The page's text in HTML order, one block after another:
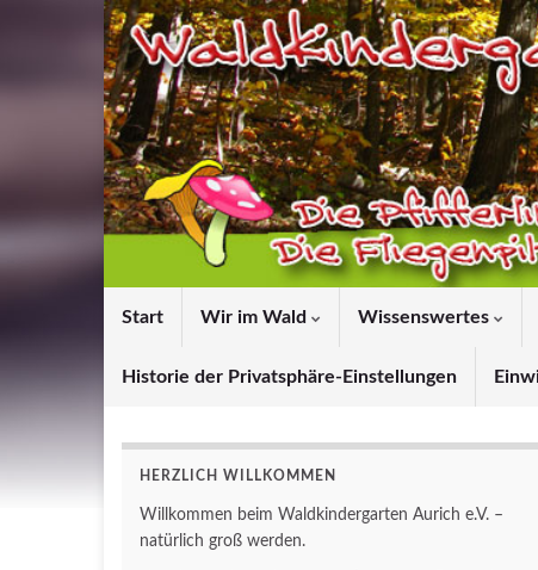
Start Wir im Wald Wissenswertes
Historie der Privatsphäre-Einstellungen
HERZLICH WILLKOMMEN
Willkommen beim Waldkindergarten Aurich e.V. –
natürlich groß werden.